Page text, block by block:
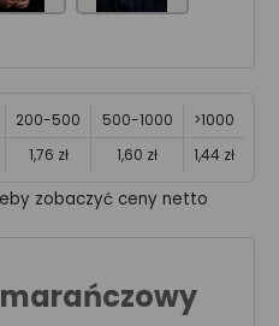
200-500 500-1000
>1000
1,76 zł 1,60 zł 1,44 zł
zobaczyć ceny netto